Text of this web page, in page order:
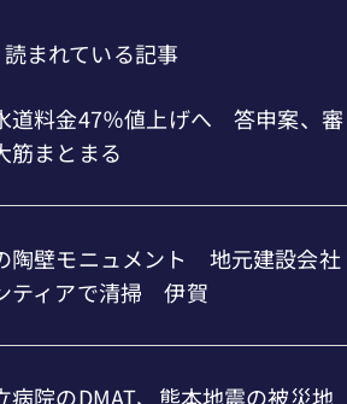
読まれている記事